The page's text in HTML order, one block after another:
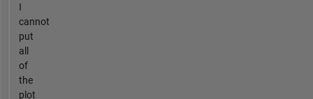
I
cannot
put
all
of
the
plot